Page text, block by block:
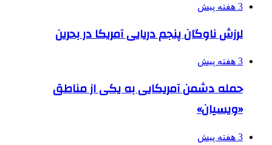
3 هفته پیش
لرزش ناوگان پنجم دریایی آمریکا در بحرین
3 هفته پیش
حمله دشمن آمریکایی به یکی از مناطق
«ویسیان»
3 هفته پیش